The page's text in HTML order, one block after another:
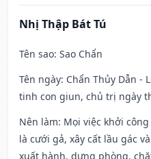
Nhị Thập Bát Tú
Tên sao: Sao Chẩn
Tên ngày: Chẩn Thủy Dẫn -
tinh con giun, chủ trị ngày
Nên làm: Mọi việc khởi
là cưới gả, xây cất lầu gác
xuất hành, dựng phòng,